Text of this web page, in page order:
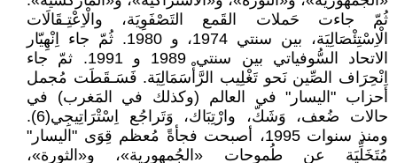
ثُمّ جاءت حَملات القَمع التَصْفَوِيَة، والْاِعْتِـقَالَات
الْاِسْتِئْصَالِيَة، بين سنتي 1974، و 1980. ثُمّ جاء اِنْهِيّار
الاتحاد السُّوفياتي بين سنتي 1989 و 1991. ثمّ جاء
اِنْحِرَاف الصِّين نَحو تَغْلِيب الرَّأْسَمَالِيَة. فَسَـقَطَت مُجمل
أحزاب "اليسار" في العالم (وكذلك في المَغرب) في
حالات ضُعف، وَشَكّ، وارْتِبَاك، وَتَراجُع اِسْتْرَاتِيجِي(6).
ومنذ سنوات 1995، أصبحت فجأةً مُعظم قِوَى "اليسار"
مُتَخَلِّيَة عن طُموحات «الجُمهورية»، و«الثورة»،